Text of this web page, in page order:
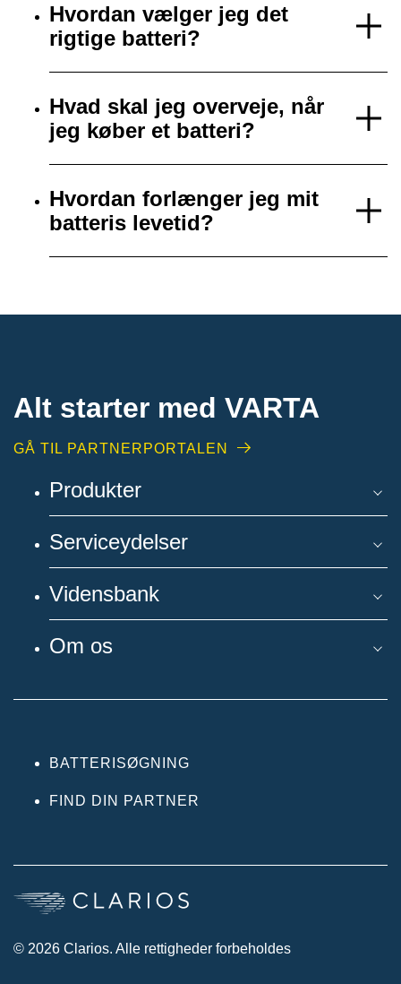
Hvordan vælger jeg det
rigtige batteri?
Hvad skal jeg overveje, når
jeg køber et batteri?
Hvordan forlænger jeg mit
batteris levetid?
Alt starter med VARTA​
GÅ TIL PARTNERPORTALEN
Produkter
Serviceydelser
Vidensbank
Om os
BATTERISØGNING
FIND DIN PARTNER
© 2026 Clarios. Alle rettigheder forbeholdes